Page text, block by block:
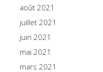
août 2021
juillet 2021
juin 2021
mai 2021
mars 2021